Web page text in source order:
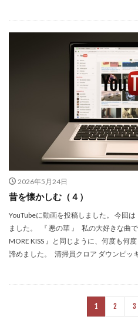
2026年5月24日
昔を懐かしむ（４）
YouTubeに動画を投稿しました。 今回
ました。 『 悪の華 』 私の大好きな曲
MORE KISS 』と同じように、何度も何
諦めました。 清掃員クロア ダウンピッ
1 2 3